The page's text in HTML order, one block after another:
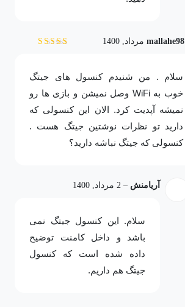
mallahe98
سلام . من شنیدم کنسول های جیتگ
خوب به WiFi وصل نمیشن و بازی ها رو
نمیشه آپدیت کرد. الان این کنسولی که
دارید تو نظرات نوشتین جیتگ هست .
کنسولی که جیتگ نباشه دارید؟
آریامنش – 2 مرداد, 1400
سلام. این کنسول جیتگ نمی
باشد و داخل کامنت توضیح
داده شده است که کنسول
جیتگ هم داریم.